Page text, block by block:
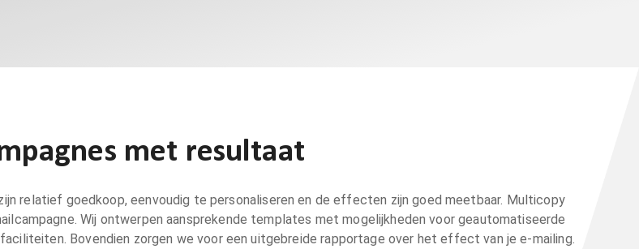
met resultaat
relatief goedkoop, eenvoudig te personaliseren en de effecten zijn goed meetbaar. Multicopy
Wij ontwerpen aansprekende templates met mogelijkheden voor geautomatiseerde
Bovendien zorgen we voor een uitgebreide rapportage over het effect van je e-mailing.